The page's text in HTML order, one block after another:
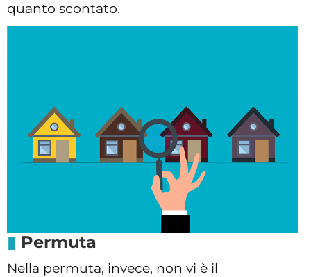
quanto scontato.
Permuta
Nella permuta, invece, non vi è il